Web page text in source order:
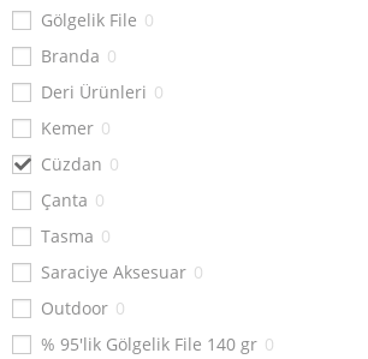
Gölgelik File 0
Branda 0
Deri Ürünleri 0
Kemer 0
Cüzdan 0
Çanta 0
Tasma 0
Saraciye Aksesuar 0
Outdoor 0
% 95'lik Gölgelik File 140 gr 0